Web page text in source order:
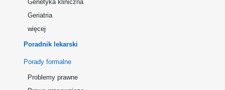
Genetyka kliniczna
Geriatria
więcej
Poradnik lekarski
Porady formalne
Problemy prawne